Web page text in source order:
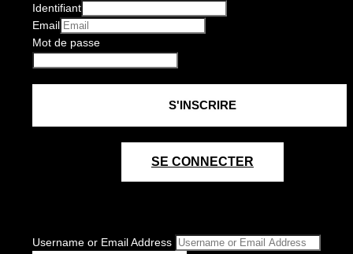
Identifiant
Email
Mot de passe
SE CONNECTER
Username or Email Address